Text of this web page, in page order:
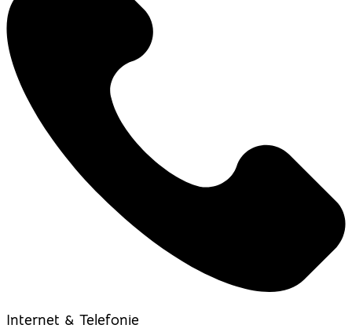
Internet & Telefonie